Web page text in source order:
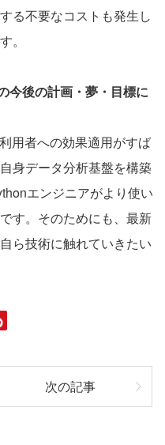
る不要なコストも発生し
。
今後の計画・夢・目標に
用者への効果適用がすば
身データ分析基盤を構築
エンジニアがより使い
す。そのためにも、最新
ら技術に触れていきたい
次の記事